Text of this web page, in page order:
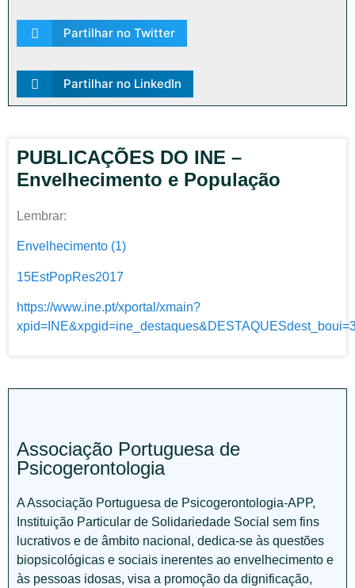
Partilhar no Twitter
Partilhar no LinkedIn
PUBLICAÇÕES DO INE –
Envelhecimento e População
Lembrar:
Envelhecimento (1)
15EstPopRes2017
https://www.ine.pt/xportal/xmain?
Associação Portuguesa de
Psicogerontologia
A Associação Portuguesa de Psicogerontologia-APP,
Instituição Particular de Solidariedade Social sem fins
lucrativos e de âmbito nacional, dedica-se às questões
biopsicológicas e sociais inerentes ao envelhecimento e
às pessoas idosas, visa a promoção da dignificação,